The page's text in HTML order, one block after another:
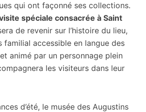
qui ont façonné ses collections.
spéciale consacrée à Saint
de revenir sur l’histoire du lieu,
familial accessible en langue des
animé par un personnage plein
les visiteurs dans leur
d’été, le musée des Augustins